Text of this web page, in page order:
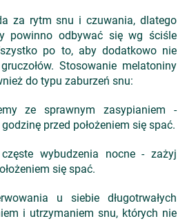
za rytm snu i czuwania, dlatego
powinno odbywać się wg ściśle
po to, aby dodatkowo nie
Stosowanie melatoniny
do typu zaburzeń snu:
ze sprawnym zasypianiem -
przed położeniem się spać.
wybudzenia nocne - zażyj
się spać.
u siebie długotrwałych
i utrzymaniem snu, których nie